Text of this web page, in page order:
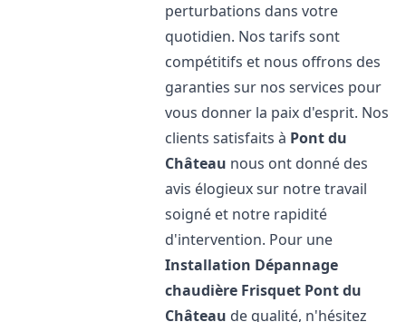
perturbations dans votre
quotidien. Nos tarifs sont
compétitifs et nous offrons des
garanties sur nos services pour
vous donner la paix d'esprit. Nos
clients satisfaits à Pont du
Château nous ont donné des
avis élogieux sur notre travail
soigné et notre rapidité
d'intervention. Pour une
Installation Dépannage
chaudière Frisquet Pont du
Château de qualité, n'hésitez